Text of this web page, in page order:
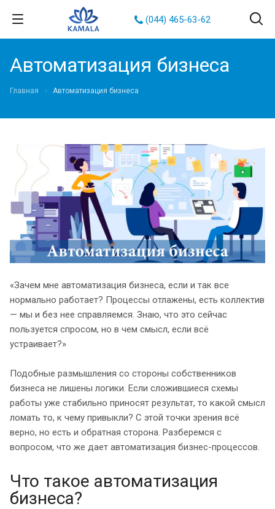
(044) 465-63-62
Автоматизация бизнеса
Главная Автоматизация бизнеса
«Зачем мне автоматизация бизнеса, если и так все
нормально работает? Процессы отлажены, есть коллектив
— мы и без нее справляемся. Знаю, что это сейчас
пользуется спросом, но в чем смысл, если всё
устраивает?»
Подобные размышления со стороны собственников
бизнеса не лишены логики. Если сложившиеся схемы
работы уже стабильно приносят результат, то какой смысл
ломать то, к чему привыкли? С этой точки зрения всё
верно, но есть и обратная сторона. Разберемся с
вопросом, что же дает автоматизация бизнес-процессов.
Что такое автоматизация
бизнеса?